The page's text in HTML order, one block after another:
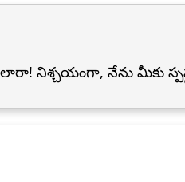
నిశ్చయంగా, నేను మీకు